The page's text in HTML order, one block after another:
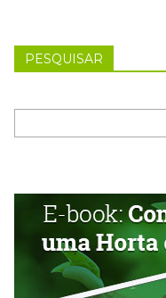
PESQUISAR